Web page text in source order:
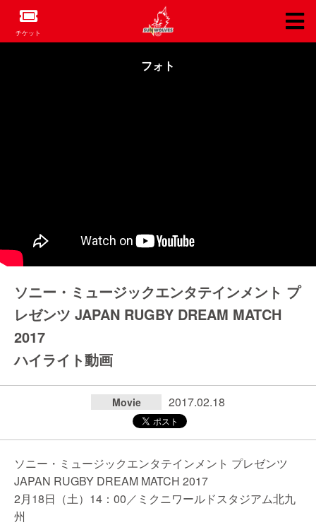
チケット
フォト
ソニー・ミュージックエンタテインメント プ
レゼンツ JAPAN RUGBY DREAM MATCH
2017
ハイライト動画
Movie 2017.02.18
ソニー・ミュージックエンタテインメント プレゼンツ
JAPAN RUGBY DREAM MATCH 2017
2月18日（土）14：00／ミクニワールドスタジアム北九
州